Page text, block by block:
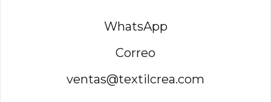
WhatsApp
Correo
ventas@textilcrea.com